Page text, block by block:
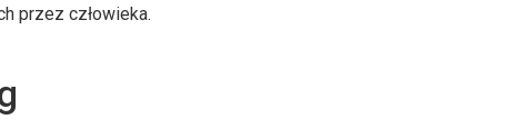
przez człowieka.